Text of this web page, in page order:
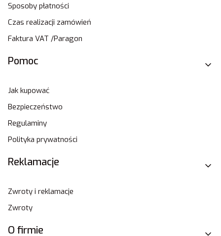
Sposoby płatności
Czas realizacji zamówień
Faktura VAT /Paragon
Pomoc
Jak kupować
Bezpieczeństwo
Regulaminy
Polityka prywatności
Reklamacje
Zwroty i reklamacje
Zwroty
O firmie